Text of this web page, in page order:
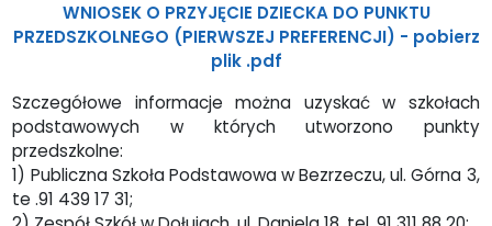
WNIOSEK O PRZYJĘCIE DZIECKA DO PUNKTU
PRZEDSZKOLNEGO (PIERWSZEJ PREFERENCJI) - pobierz
plik .pdf
Szczegółowe informacje można uzyskać w szkołach
podstawowych w których utworzono punkty
przedszkolne:
1) Publiczna Szkoła Podstawowa w Bezrzeczu, ul. Górna 3,
te .91 439 17 31;